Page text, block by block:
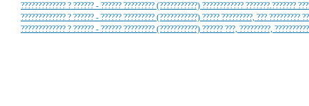
????????????? ? ?????? - ?????? ????????? (???????????) ???????????? ???????.???????
????????????? ? ?????? - ?????? ????????? (???????????) ????? ?????????, ??? ?????????
????????????? ? ?????? - ?????? ????????? (???????????) ?????? ???, ?????????,